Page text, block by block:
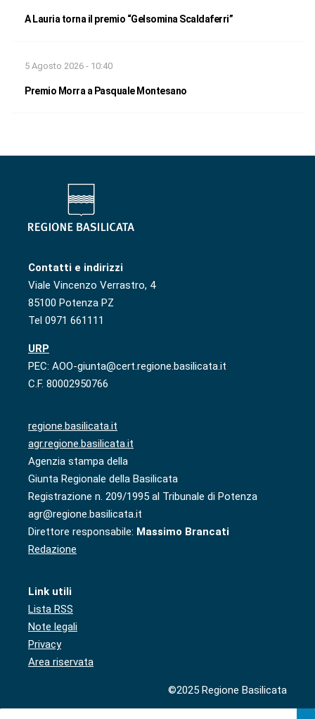
A Lauria torna il premio “Gelsomina Scaldaferri”
5 Agosto 2026 - 10:40
Premio Morra a Pasquale Montesano
Contatti e indirizzi
Viale Vincenzo Verrastro, 4
85100 Potenza PZ
Tel 0971 661111
URP
PEC: AOO-giunta@cert.regione.basilicata.it
C.F. 80002950766
regione.basilicata.it
agr.regione.basilicata.it
Agenzia stampa della
Giunta Regionale della Basilicata
Registrazione n. 209/1995 al Tribunale di Potenza
agr@regione.basilicata.it
Direttore responsabile: Massimo Brancati
Redazione
Link utili
Lista RSS
Note legali
Privacy
Area riservata
©2025 Regione Basilicata